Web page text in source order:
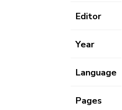
Editor
Year
Language
Pages